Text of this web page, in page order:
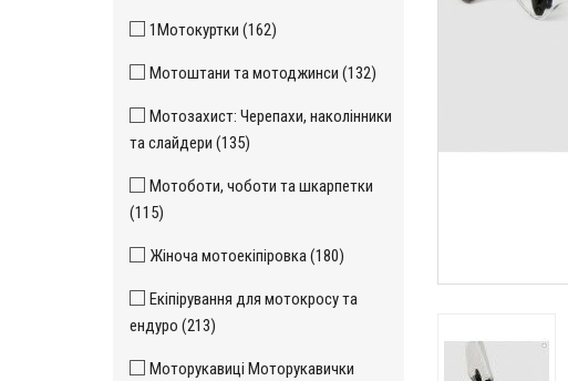
1Мотокуртки (162)
Мотоштани та мотоджинси (132)
Мотозахист: Черепахи, наколінники
та слайдери (135)
Мотоботи, чоботи та шкарпетки
(115)
Жіноча мотоекіпіровка (180)
Екіпірування для мотокросу та
ендуро (213)
Моторукавиці Моторукавички